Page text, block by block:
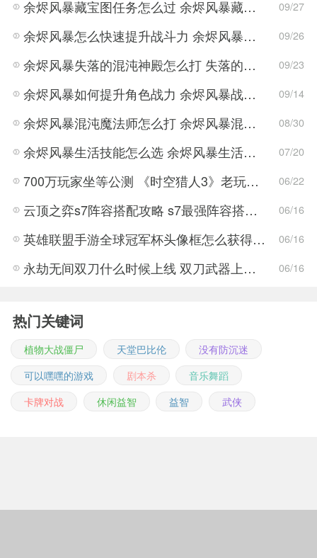
余烬风暴藏宝图任务怎么过 余烬风暴藏宝图获取方法 09/27
余烬风暴怎么快速提升战斗力 余烬风暴战斗力提升指南 09/26
余烬风暴失落的混沌神殿怎么打 失落的混沌神殿通关方法 09/23
余烬风暴如何提升角色战力 余烬风暴战力提升方法 09/14
余烬风暴混沌魔法师怎么打 余烬风暴混沌魔法师打法攻略 08/30
余烬风暴生活技能怎么选 余烬风暴生活技能选择攻略 07/20
700万玩家坐等公测 《时空猎人3》老玩家加速回归! 06/22
云顶之弈s7阵容搭配攻略 s7最强阵容搭配组成大全最新 06/16
英雄联盟手游全球冠军杯头像框怎么获得 LOL手游2022全球冠军杯头像框领取活动 06/16
永劫无间双刀什么时候上线 双刀武器上线时间说明与分享 06/16
热门关键词
植物大战僵尸 天堂巴比伦
没有防沉迷
可以嘿嘿的游戏
剧本杀
音乐舞蹈
卡牌对战
休闲益智 益智 武侠